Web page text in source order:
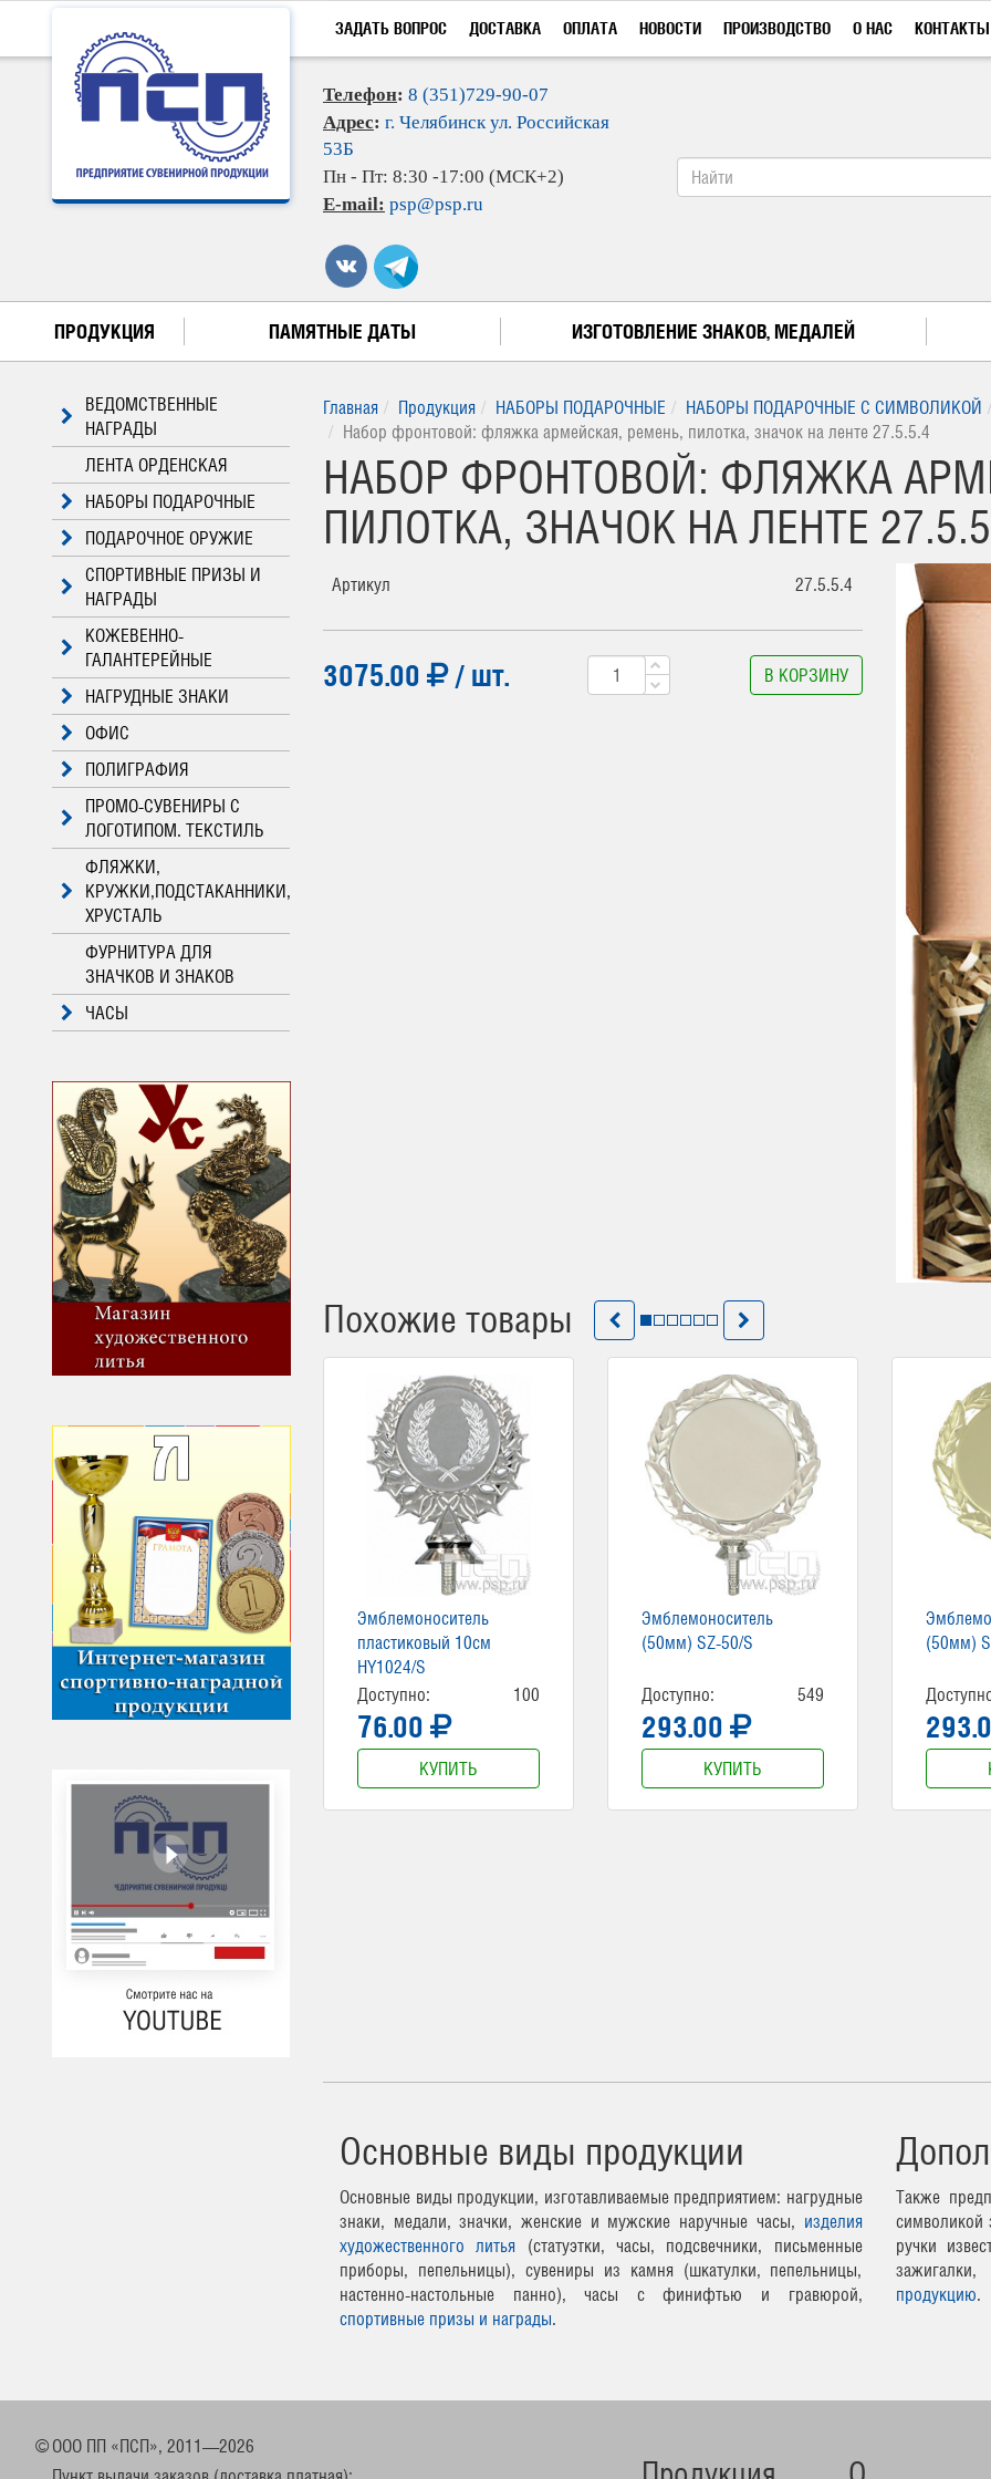
ЗАДАТЬ ВОПРОС ДОСТАВКА ОПЛАТА НОВОСТИ ПРОИЗВОДСТВО О НАС КОНТАКТЫ
Телефон: 8 (351)729-90-07
Адрес: г. Челябинск ул. Российская
53Б
Пн - Пт: 8:30 -17:00 (МСК+2)
E-mail: psp@psp.ru
ПРОДУКЦИЯ ПАМЯТНЫЕ ДАТЫ ИЗГОТОВЛЕНИЕ ЗНАКОВ, МЕДАЛЕЙ
ВЕДОМСТВЕННЫЕ
НАГРАДЫ
ЛЕНТА ОРДЕНСКАЯ
НАБОРЫ ПОДАРОЧНЫЕ
ПОДАРОЧНОЕ ОРУЖИЕ
СПОРТИВНЫЕ ПРИЗЫ И
НАГРАДЫ
КОЖЕВЕННО-
ГАЛАНТЕРЕЙНЫЕ
НАГРУДНЫЕ ЗНАКИ
ОФИС
ПОЛИГРАФИЯ
ПРОМО-СУВЕНИРЫ С
ЛОГОТИПОМ. ТЕКСТИЛЬ
ФЛЯЖКИ,
КРУЖКИ,ПОДСТАКАННИКИ,
ХРУСТАЛЬ
ФУРНИТУРА ДЛЯ
ЗНАЧКОВ И ЗНАКОВ
ЧАСЫ
Главная Продукция НАБОРЫ ПОДАРОЧНЫЕ
НАБОРЫ ПОДАРОЧНЫЕ С СИМВОЛИКОЙ
Набор фронтовой: фляжка армейская, ремень, пилотка, значок на ленте 27.5.5.4
НАБОР ФРОНТОВОЙ: ФЛЯЖКА
ПИЛОТКА, ЗНАЧОК НА ЛЕНТЕ
Артикул 27.5.5.4
3075.00 / шт. В КОРЗИНУ
Похожие товары
Эмблемоноситель
пластиковый 10см
HY1024/S
Доступно:
100
76.00
КУПИТЬ
Эмблемоноситель
(50мм) SZ-50/S
Доступно: 549
293.00
КУПИТЬ
(50мм)
Основные виды продукции
Основные виды продукции, изготавливаемые предприятием: нагрудные
знаки, медали, значки, женские и мужские наручные часы, изделия
художественного литья (статуэтки, часы, подсвечники, письменные
приборы, пепельницы), сувениры из камня (шкатулки, пепельницы,
настенно-настольные панно), часы с финифтью и гравюрой,
спортивные призы и награды.
Также
символикой
ручки
продукцию.
© ООО ПП «ПСП», 2011—2026